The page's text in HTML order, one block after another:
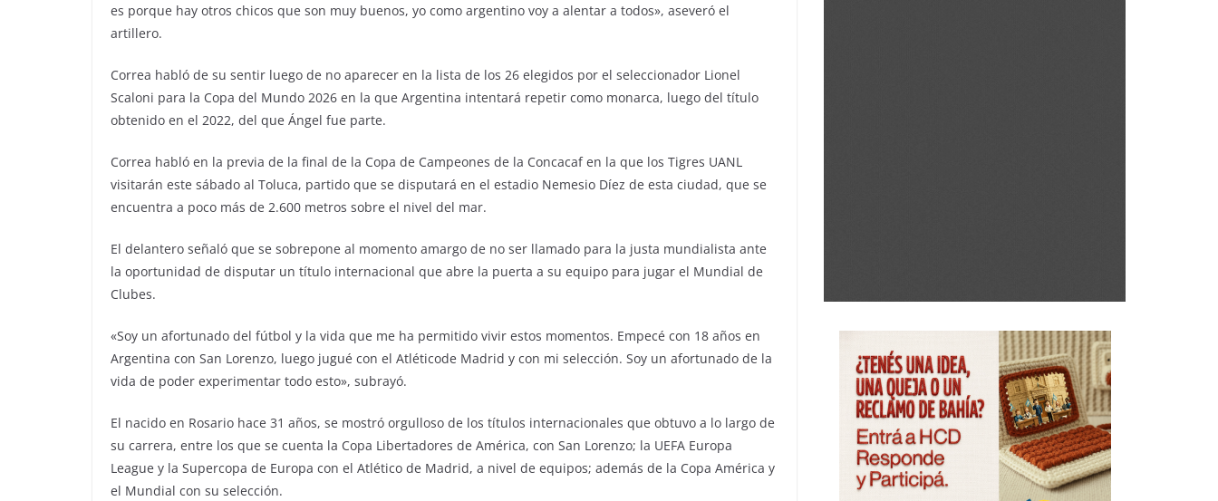
es porque hay otros chicos que son muy buenos, yo como argentino voy a alentar a todos», aseveró el
artillero.
Correa habló de su sentir luego de no aparecer en la lista de los 26 elegidos por el seleccionador Lionel
Scaloni para la Copa del Mundo 2026 en la que Argentina intentará repetir como monarca, luego del título
obtenido en el 2022, del que Ángel fue parte.
Correa habló en la previa de la final de la Copa de Campeones de la Concacaf en la que los Tigres UANL
visitarán este sábado al Toluca, partido que se disputará en el estadio Nemesio Díez de esta ciudad, que se
encuentra a poco más de 2.600 metros sobre el nivel del mar.
El delantero señaló que se sobrepone al momento amargo de no ser llamado para la justa mundialista ante
la oportunidad de disputar un título internacional que abre la puerta a su equipo para jugar el Mundial de
Clubes.
«Soy un afortunado del fútbol y la vida que me ha permitido vivir estos momentos. Empecé con 18 años en
Argentina con San Lorenzo, luego jugué con el Atléticode Madrid y con mi selección. Soy un afortunado de la
vida de poder experimentar todo esto», subrayó.
El nacido en Rosario hace 31 años, se mostró orgulloso de los títulos internacionales que obtuvo a lo largo de
su carrera, entre los que se cuenta la Copa Libertadores de América, con San Lorenzo; la UEFA Europa
League y la Supercopa de Europa con el Atlético de Madrid, a nivel de equipos; además de la Copa América y
el Mundial con su selección.